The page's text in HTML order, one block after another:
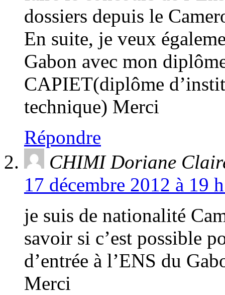
dossiers depuis le
En suite, je veux
Gabon avec mon
CAPIET(diplôme
technique) Merci
Répondre
CHIMI Doriane
17 décembre 2012 à 19
je suis de nationalité
savoir si c’est possible
d’entrée à l’ENS du
Merci